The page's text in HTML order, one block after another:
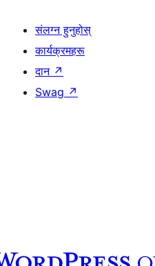
संलग्न हुनुहोस्
कार्यक्रमहरू
दान ↗
Swag ↗